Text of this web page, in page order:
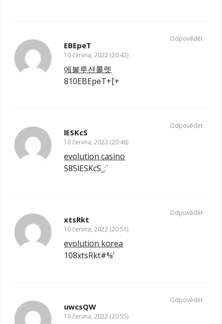
EBEpeT
10 června, 2022 (20:42)
에볼루션롤렛
810EBEpeT+[+
Odpovědět
lESKcS
10 června, 2022 (20:46)
evolution casino
585lESKcS_:`
Odpovědět
xtsRkt
10 června, 2022 (20:51)
evolution korea
108xtsRkt#%‘
Odpovědět
uwcsQW
10 června, 2022 (20:55)
Odpovědět